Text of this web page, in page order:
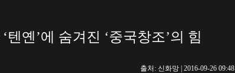
옌’에 숨겨진 ‘중국창조’의 힘
출처: 신화망 | 2016-09-26